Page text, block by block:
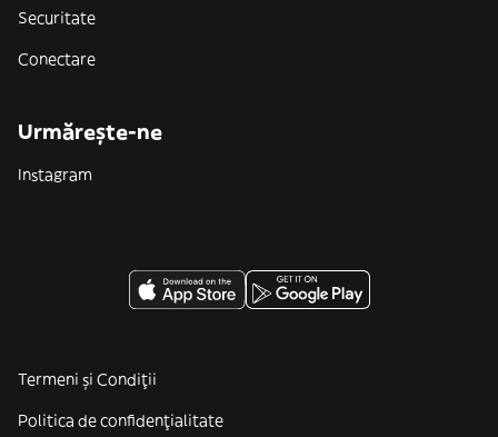
Securitate
Conectare
Urmărește-ne
Instagram
Termeni și Condiții
Politica de confidenţialitate